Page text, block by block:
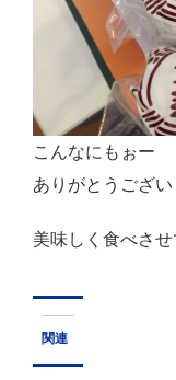
こんなにもぉー
ありがとうござい
美味しく食べさ
関連